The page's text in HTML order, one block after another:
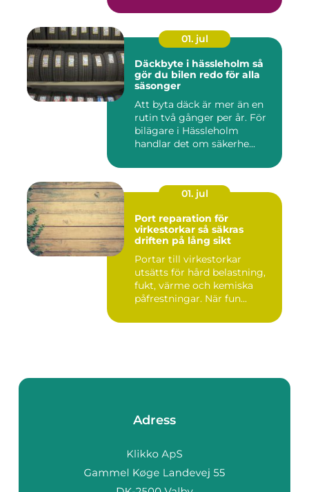
01. jul
Däckbyte i hässleholm så
gör du bilen redo för alla
säsonger
Att byta däck är mer än en
rutin två gånger per år. För
bilägare i Hässleholm
handlar det om säkerhe...
01. jul
Port reparation för
virkestorkar så säkras
driften på lång sikt
Portar till virkestorkar
utsätts för hård belastning,
fukt, värme och kemiska
påfrestningar. När fun...
Adress